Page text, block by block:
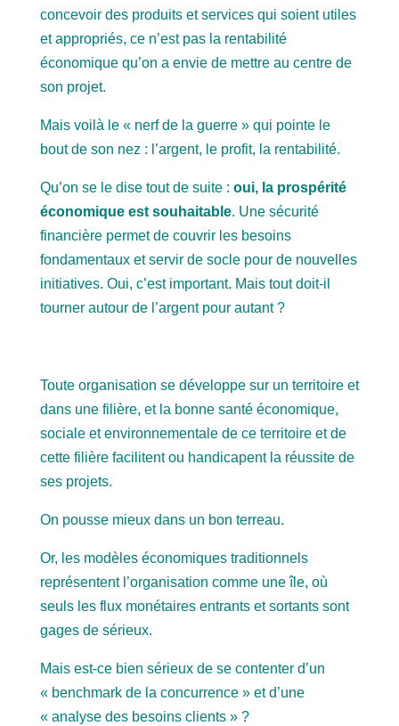
concevoir des produits et services qui soient utiles
et appropriés, ce n’est pas la rentabilité
économique qu’on a envie de mettre au centre de
son projet.
Mais voilà le « nerf de la guerre » qui pointe le
bout de son nez : l’argent, le profit, la rentabilité.
Qu’on se le dise tout de suite : oui, la prospérité
économique est souhaitable. Une sécurité
financière permet de couvrir les besoins
fondamentaux et servir de socle pour de nouvelles
initiatives. Oui, c’est important. Mais tout doit-il
tourner autour de l’argent pour autant ?
Toute organisation se développe sur un territoire et
dans une filière, et la bonne santé économique,
sociale et environnementale de ce territoire et de
cette filière facilitent ou handicapent la réussite de
ses projets.
On pousse mieux dans un bon terreau.
Or, les modèles économiques traditionnels
représentent l’organisation comme une île, où
seuls les flux monétaires entrants et sortants sont
gages de sérieux.
Mais est-ce bien sérieux de se contenter d’un
« benchmark de la concurrence » et d’une
« analyse des besoins clients » ?